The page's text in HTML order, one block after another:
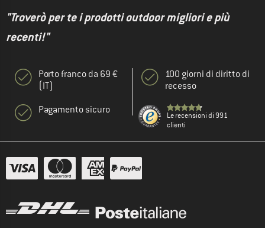
"Troverò per te i prodotti outdoor migliori e più
recenti!"
Porto franco da 69 €
(IT)
Pagamento sicuro
100 giorni di diritto di
recesso
Le recensioni di 991
clienti